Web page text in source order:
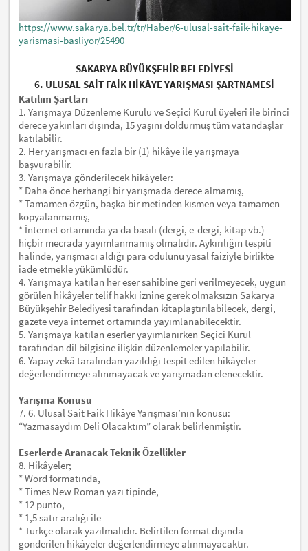
https://www.sakarya.bel.tr/tr/Haber/6-ulusal-sait-faik-hikaye-
yarismasi-basliyor/25490
SAKARYA BÜYÜKŞEHİR BELEDİYESİ
6. ULUSAL SAİT FAİK HİKÂYE YARIŞMASI ŞARTNAMESİ
Katılım Şartları
1. Yarışmaya Düzenleme Kurulu ve Seçici Kurul üyeleri ile birinci
derece yakınları dışında, 15 yaşını doldurmuş tüm vatandaşlar
katılabilir.
2. Her yarışmacı en fazla bir (1) hikâye ile yarışmaya
başvurabilir.
3. Yarışmaya gönderilecek hikâyeler:
* Daha önce herhangi bir yarışmada derece almamış,
* Tamamen özgün, başka bir metinden kısmen veya tamamen
kopyalanmamış,
* İnternet ortamında ya da basılı (dergi, e-dergi, kitap vb.)
hiçbir mecrada yayımlanmamış olmalıdır. Aykırılığın tespiti
halinde, yarışmacı aldığı para ödülünü yasal faiziyle birlikte
iade etmekle yükümlüdür.
4. Yarışmaya katılan her eser sahibine geri verilmeyecek, uygun
görülen hikâyeler telif hakkı iznine gerek olmaksızın Sakarya
Büyükşehir Belediyesi tarafından kitaplaştırılabilecek, dergi,
gazete veya internet ortamında yayımlanabilecektir.
5. Yarışmaya katılan eserler yayımlanırken Seçici Kurul
tarafından dil bilgisine ilişkin düzenlemeler yapılabilir.
6. Yapay zekâ tarafından yazıldığı tespit edilen hikâyeler
değerlendirmeye alınmayacak ve yarışmadan elenecektir.
Yarışma Konusu
7. 6. Ulusal Sait Faik Hikâye Yarışması’nın konusu:
“Yazmasaydım Deli Olacaktım” olarak belirlenmiştir.
Eserlerde Aranacak Teknik Özellikler
8. Hikâyeler;
* Word formatında,
* Times New Roman yazı tipinde,
* 12 punto,
* 1,5 satır aralığı ile
* Türkçe olarak yazılmalıdır. Belirtilen format dışında
gönderilen hikâyeler değerlendirmeye alınmayacaktır.